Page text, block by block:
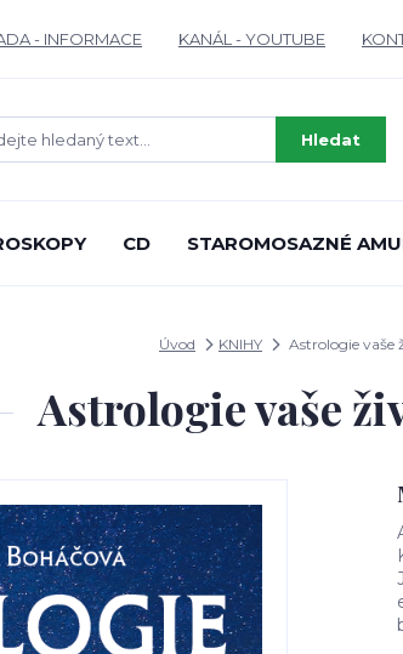
- INFORMACE KANÁL - YOUTUBE
Hledat
CD STAROMOSAZNÉ
Úvod KNIHY Astrologie vaše
Astrologie vaše